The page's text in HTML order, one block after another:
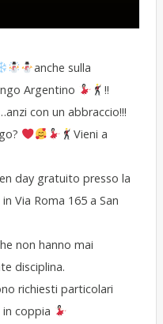
anche sulla
Argentino
!!
con un abbraccio!!!
Vieni a
day gratuito presso la
Via Roma 165 a San
non hanno mai
disciplina.
richiesti particolari
coppia